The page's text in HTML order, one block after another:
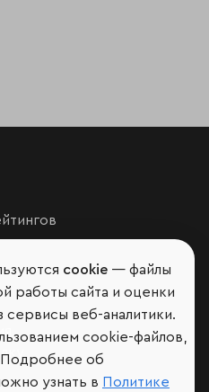
cookie — файлы
работы сайта и оценки
сервисы веб-аналитики.
cookie-файлов,
Подробнее об
узнать в Политике